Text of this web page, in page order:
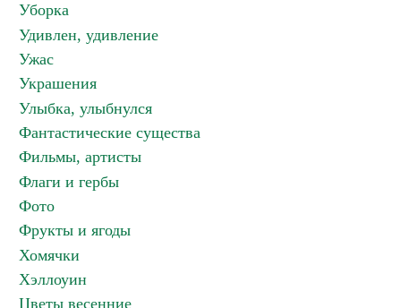
Уборка
Удивлен, удивление
Ужас
Украшения
Улыбка, улыбнулся
Фантастические существа
Фильмы, артисты
Флаги и гербы
Фото
Фрукты и ягоды
Хомячки
Хэллоуин
Цветы весенние